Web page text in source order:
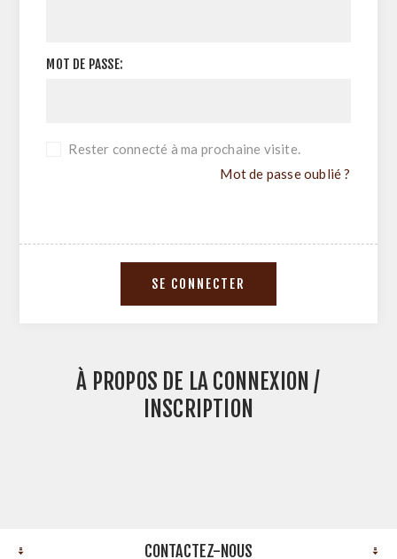
MOT DE PASSE:
Rester connecté à ma prochaine visite.
Mot de passe oublié ?
À PROPOS DE LA CONNEXION /
INSCRIPTION
CONTACTEZ-NOUS